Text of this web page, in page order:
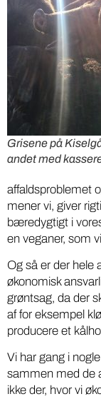
Grisene på
andet med
affaldsproblemet
mener vi, giver
bæredygtigt i
en veganer, som
Og så er der hele
økonomisk
grøntsag, da der
af for eksempel
producere et
Vi har gang i
sammen med de
ikke der, hvor vi